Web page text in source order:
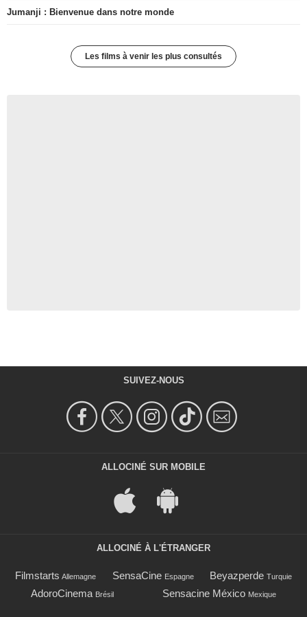
Jumanji : Bienvenue dans notre monde
Les films à venir les plus consultés
SUIVEZ-NOUS
ALLOCINÉ SUR MOBILE
ALLOCINÉ À L'ÉTRANGER
Filmstarts Allemagne SensaCine Espagne Beyazperde Turquie
AdoroCinema Brésil Sensacine México Mexique